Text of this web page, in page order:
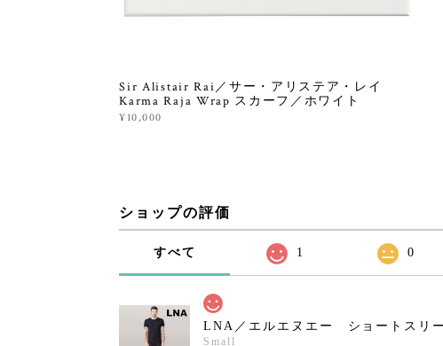
Sir Alistair Rai／サー・アリステア・レイ
Karma Raja Wrap スカーフ／ホワイト
¥10,000
ショップの評価
すべて 1 0
LNA／エルエヌエー ショートスリ
Small